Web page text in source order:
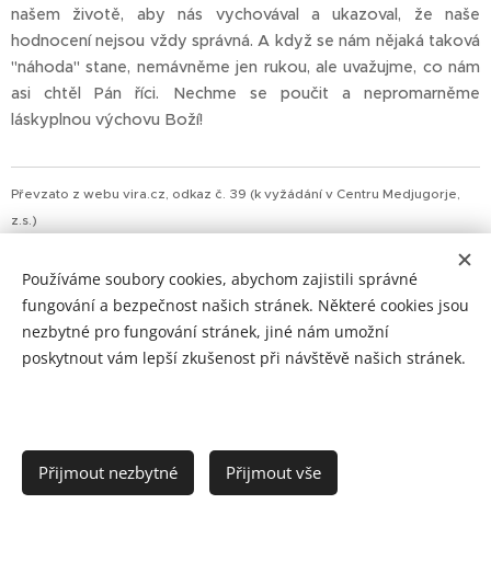
našem životě, aby nás vychovával a ukazoval, že naše
hodnocení nejsou vždy správná. A když se nám nějaká taková
"náhoda" stane, nemávněme jen rukou, ale uvažujme, co nám
asi chtěl Pán říci. Nechme se poučit a nepromarněme
láskyplnou výchovu Boží!
Převzato z webu vira.cz, odkaz č. 39 (k vyžádání v Centru Medjugorje,
z.s.)
Share
kopírování obsahu těchto stránek možné po předchozím
povolení Centra Medjugorje, z.s. a uvedení www.centrum-
medjugorje.cz jako zdroje.
Používáme soubory cookies, abychom zajistili správné
fungování a bezpečnost našich stránek. Některé cookies jsou
nezbytné pro fungování stránek, jiné nám umožní
poskytnout vám lepší zkušenost při návštěvě našich stránek.
Přijmout nezbytné Přijmout vše